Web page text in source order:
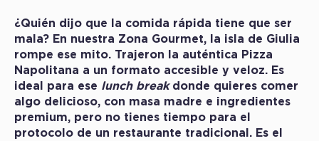
¿Quién dijo que la comida rápida tiene que ser
mala? En nuestra Zona Gourmet, la isla de Giulia
rompe ese mito. Trajeron la auténtica Pizza
Napolitana a un formato accesible y veloz. Es
ideal para ese lunch breakdonde quieres comer
algo delicioso, con masa madre e ingredientes
premium, pero no tienes tiempo para el
protocolo de un restaurante tradicional. Es el